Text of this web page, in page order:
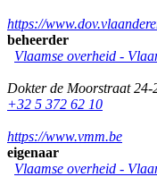
https://
beheerder
Vlaamse overheid -
Dokter de Moorstraat 24-
+32 5 372 62 10
https://www.vmm.be
eigenaar
Vlaamse overheid -